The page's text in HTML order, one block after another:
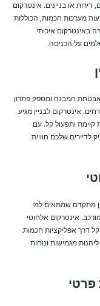
או בניינים. אינטרקום
מערכות חכמות, הכוללות
באינטרקום איכותי
על הכניסה.
המבנה ומספק פתרון
אינטרקום לבניין מגיע
ותפעול קל. עם
לדיירים שלכם חוויית
מתקדם שמתאים למי
אינטרקום אלחוטי
דרך אפליקציות חכמות.
מגמישות ונוחות
פרטי